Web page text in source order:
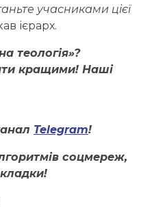
учасниками цієї
ієрарх.
теологія»?
кращими! Наші
Telegram!
соцмереж,